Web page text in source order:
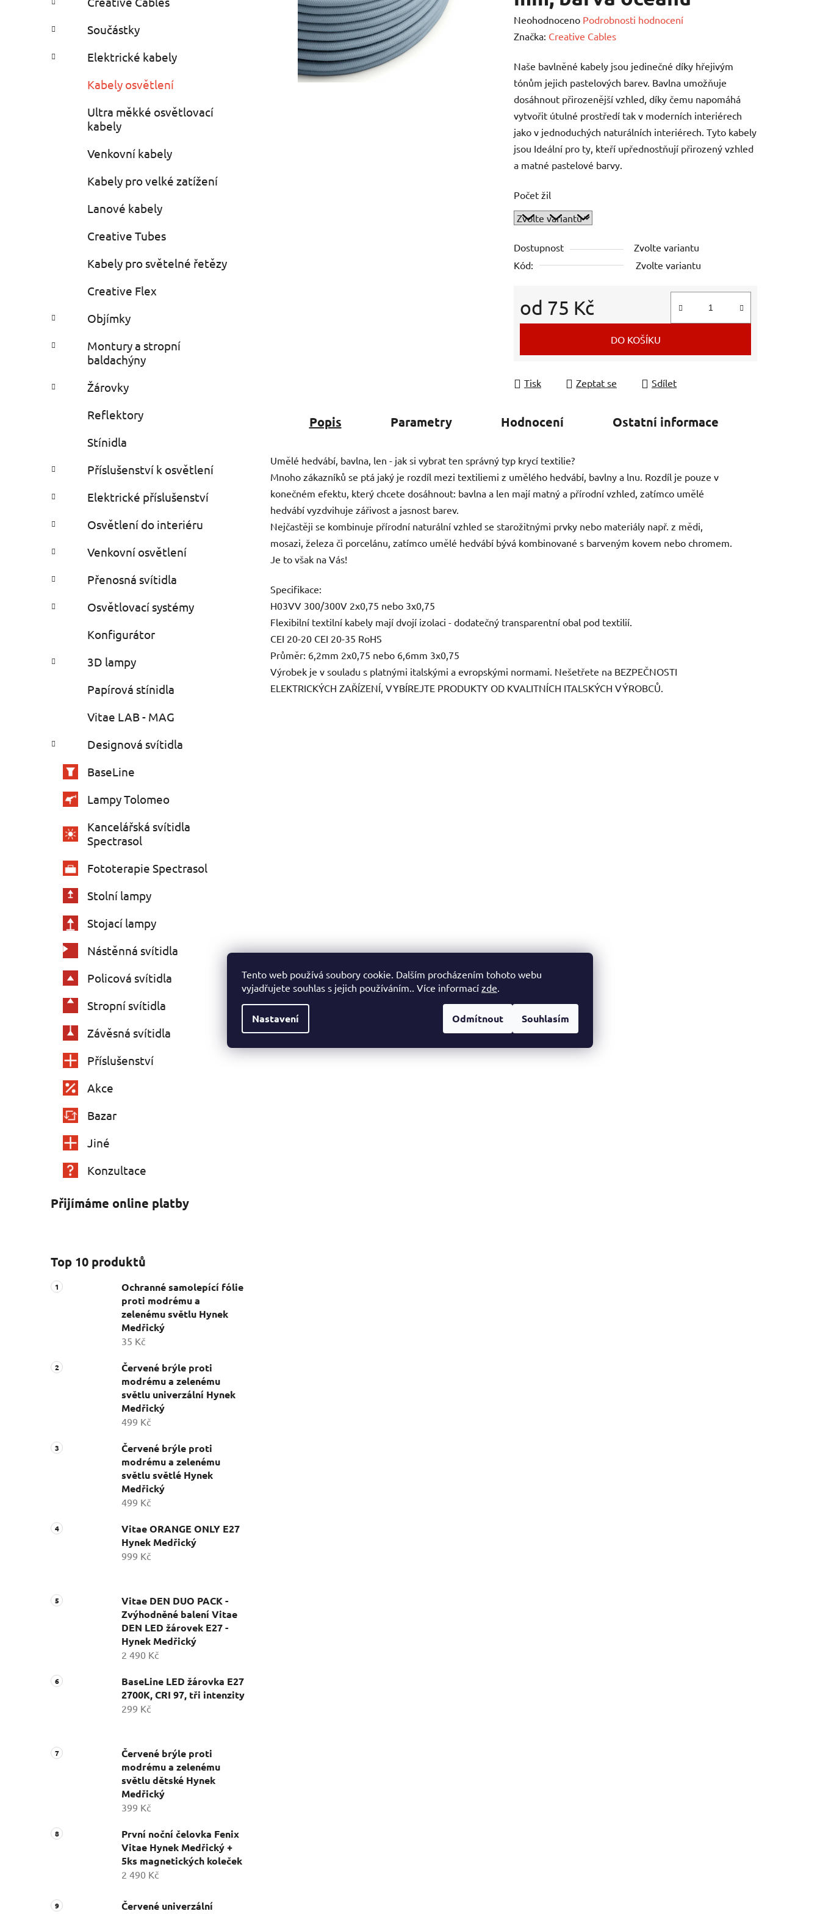
Tento web používá soubory cookie. Dalším procházením tohoto webu
vyjadřujete souhlas s jejich používáním.. Více informací zde.
Nastavení Odmítnout Souhlasím
n
n
p
i
Součástky
Elektrické kabely
Kabely osvětlení
Ultra měkké osvětlovací
kabely
Venkovní kabely
Kabely pro velké zatížení
Lanové kabely
Creative Tubes
Kabely pro světelné řetězy
Creative Flex
Objímky
Montury a stropní
baldachýny
Žárovky
Reflektory
Stínidla
Příslušenství k osvětlení
Elektrické příslušenství
Osvětlení do interiéru
Venkovní osvětlení
Přenosná svítidla
Osvětlovací systémy
Konfigurátor
3D lampy
Papírová stínidla
Vitae LAB - MAG
Designová svítidla
BaseLine
Lampy Tolomeo
Kancelářská svítidla
Spectrasol
Fototerapie Spectrasol
Stolní lampy
Stojací lampy
Nástěnná svítidla
Policová svítidla
Stropní svítidla
Závěsná svítidla
Příslušenství
Akce
Bazar
Jiné
Konzultace
Přijímáme online platby
Top 10 produktů
Ochranné samolepící fólie
proti modrému a
zelenému světlu Hynek
Medřický
35 Kč
Červené brýle proti
modrému a zelenému
světlu univerzální Hynek
Medřický
499 Kč
Červené brýle proti
modrému a zelenému
světlu světlé Hynek
Medřický
499 Kč
Vitae ORANGE ONLY E27
Hynek Medřický
999 Kč
Vitae DEN DUO PACK -
Zvýhodněné balení Vitae
DEN LED žárovek E27 -
Hynek Medřický
2 490 Kč
BaseLine LED žárovka E27
2700K, CRI 97, tři intenzity
299 Kč
Červené brýle proti
modrému a zelenému
světlu dětské Hynek
Medřický
399 Kč
První noční čelovka Fenix
Vitae Hynek Medřický +
5ks magnetických koleček
2 490 Kč
Červené univerzální
Průměrné
hodnocení
je
0,0
z
5
hvězdiček.
Neohodnoceno Podrobnosti hodnocení
Značka: Creative Cables
Naše bavlněné kabely jsou jedinečné díky hřejivým
tónům jejich pastelových barev. Bavlna umožňuje
dosáhnout přirozenější vzhled, díky čemu napomáhá
vytvořit útulné prostředí tak v moderních interiérech
jako v jednoduchých naturálních interiérech. Tyto kabely
jsou Ideální pro ty, kteří upřednostňují přirozený vzhled
a matné pastelové barvy.
Počet žil
Dostupnost
Zvolte variantu
Kód:
Zvolte variantu
od 75 Kč
Měrná cena:
DO KOŠÍKU
Tisk Zeptat se Sdílet
Popis Parametry Hodnocení Ostatní informace
Umělé hedvábí, bavlna, len - jak si vybrat ten správný typ krycí textilie?
Mnoho zákazníků se ptá jaký je rozdíl mezi textiliemi z umělého hedvábí, bavlny a lnu. Rozdíl je pouze v
konečném efektu, který chcete dosáhnout: bavlna a len mají matný a přírodní vzhled, zatímco umělé
hedvábí vyzdvihuje zářivost a jasnost barev.
Nejčastěji se kombinuje přírodní naturální vzhled se starožitnými prvky nebo materiály např. z mědi,
mosazi, železa či porcelánu, zatímco umělé hedvábí bývá kombinované s barveným kovem nebo chromem.
Je to však na Vás!
Specifikace:
H03VV 300/300V 2x0,75 nebo 3x0,75
Flexibilní textilní kabely mají dvojí izolaci - dodatečný transparentní obal pod textilií.
CEI 20-20 CEI 20-35 RoHS
Průměr: 6,2mm 2x0,75 nebo 6,6mm 3x0,75
Výrobek je v souladu s platnými italskými a evropskými normami. Nešetřete na BEZPEČNOSTI
ELEKTRICKÝCH ZAŘÍZENÍ, VYBÍREJTE PRODUKTY OD KVALITNÍCH ITALSKÝCH VÝROBCŮ.